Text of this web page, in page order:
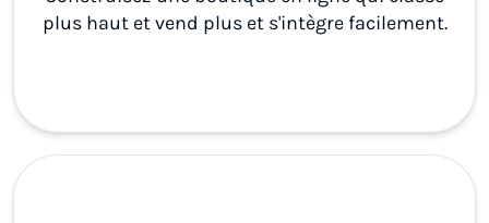
plus haut et vend plus et s'intègre facilement.